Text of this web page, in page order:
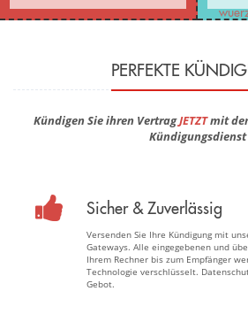
PERFEKTE
Kündigen Sie ihren VertragJETZTmit
Kündigungsdienst
Sicher & Zuverlässig
Versenden Sie Ihre Kündigung mit
Gateways. Alle eingegebenen und
Ihrem Rechner bis zum Empfänger
Technologie verschlüsselt.
Gebot.